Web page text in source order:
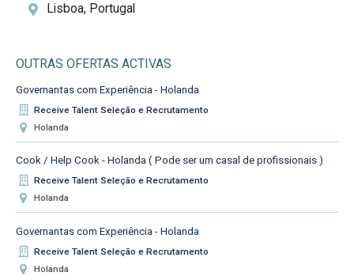
Lisboa, Portugal
OUTRAS OFERTAS ACTIVAS
Governantas com Experiência - Holanda
Receive Talent Seleção e Recrutamento
Holanda
Cook / Help Cook - Holanda ( Pode ser um casal de profissionais )
Receive Talent Seleção e Recrutamento
Holanda
Governantas com Experiência - Holanda
Receive Talent Seleção e Recrutamento
Holanda